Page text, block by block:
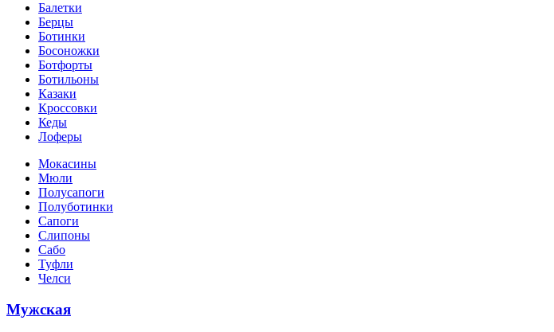
Балетки
Берцы
Ботинки
Босоножки
Ботфорты
Ботильоны
Казаки
Кроссовки
Кеды
Лоферы
Мокасины
Мюли
Полусапоги
Полуботинки
Сапоги
Слипоны
Сабо
Туфли
Челси
Мужская